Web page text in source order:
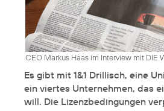
CEO Markus Haas im Interview mit DIE
Es gibt mit 1&1 Drillisch, eine
ein viertes Unternehmen, das
will. Die Lizenzbedingungen